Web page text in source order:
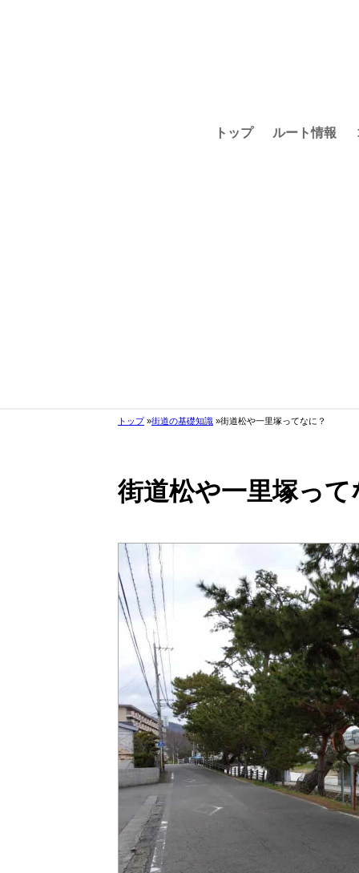
トップ ルート情報
トップ 街道の基礎知識 街道松や一里塚ってなに？
街道松や一里塚って